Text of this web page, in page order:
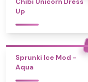
Up
Sprunki Ice Mod -
Aqua